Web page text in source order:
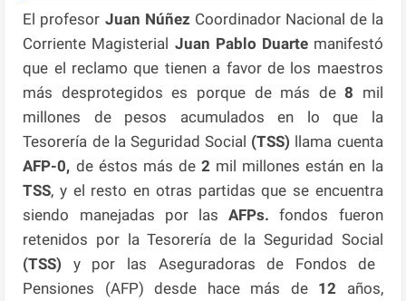
El profesor Juan Núñez Coordinador Nacional de la
Corriente Magisterial Juan Pablo Duartemanifestó
que el reclamo que tienen a favor de los maestros
más desprotegidos es porque de más de8 mil
millones de pesos acumulados en lo que la
Tesorería de la Seguridad Social (TSS) llama cuenta
AFP-0, de éstos más de 2 mil millones están en la
TSS, y el resto en otras partidas que se encuentra
siendo manejadas por las AFPs. fondos fueron
retenidos por la Tesorería de la Seguridad Social
(TSS) y por las Aseguradoras de Fondos de
Pensiones (AFP) desde hace más de12 años,